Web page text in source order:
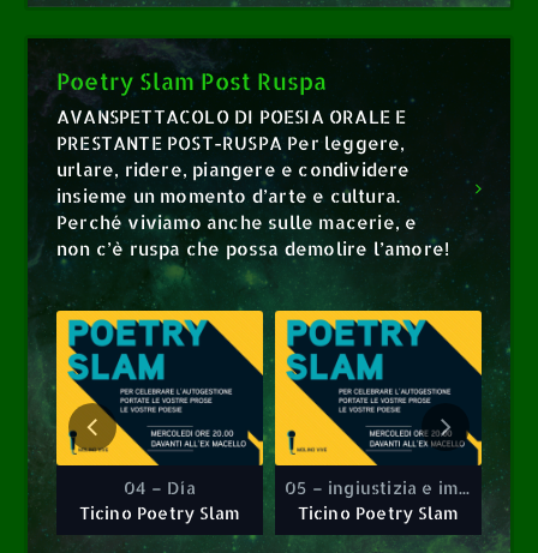
Poetry Slam Post Ruspa
AVANSPETTACOLO DI POESIA ORALE E
PRESTANTE POST-RUSPA Per leggere,
urlare, ridere, piangere e condividere
insieme un momento d’arte e cultura.
Perché viviamo anche sulle macerie, e
non c’è ruspa che possa demolire l’amore!
0
04 – Día
Ticino Poetry
04 – Día
Ticino Poetry Slam
0
05 – ingiustizia e impotenza ~ l’impiccagione
Ticino Poetry
05 – ingiustizia e impotenza ~ l’impiccagione
Ticino Poetry Slam